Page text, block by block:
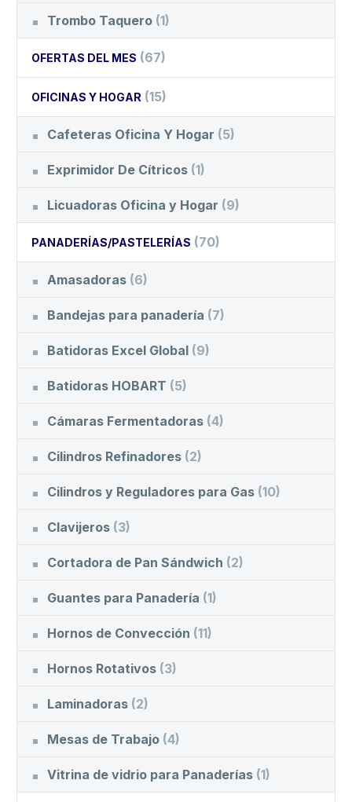
Trombo Taquero (1)
OFERTAS DEL MES (67)
OFICINAS Y HOGAR (15)
Cafeteras Oficina Y Hogar (5)
Exprimidor De Cítricos (1)
Licuadoras Oficina y Hogar (9)
PANADERÍAS/PASTELERÍAS (70)
Amasadoras (6)
Bandejas para panadería (7)
Batidoras Excel Global (9)
Batidoras HOBART (5)
Cámaras Fermentadoras (4)
Cilindros Refinadores (2)
Cilindros y Reguladores para Gas (10)
Clavijeros (3)
Cortadora de Pan Sándwich (2)
Guantes para Panadería (1)
Hornos de Convección (11)
Hornos Rotativos (3)
Laminadoras (2)
Mesas de Trabajo (4)
Vitrina de vidrio para Panaderías (1)